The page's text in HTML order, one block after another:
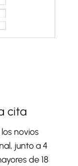
cita
novios
junto a 4
de 18